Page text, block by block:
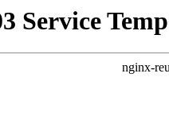
Service
nginx-